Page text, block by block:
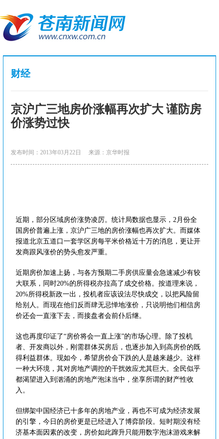
财经
京沪广三地房价涨幅再次扩大 谨防房
价涨势过快
发布时间：2013年03月22日 来源：京华时报
近期，部分区域房价涨势凌厉。统计局数据也显示，2月份全
国房价普遍上涨，京沪广三地的房价涨幅也再次扩大。而媒体
报道北京五道口一套学区房每平米价格近十万的消息，更让开
发商跟风涨价的势头愈发严重。
近期房价加速上扬，与各方预期二手房供应量会急速减少有较
大联系，同时20%的所得税亦拉高了成交价格。按道理来说，
20%所得税新政一出，投机者应该设法尽快成交，以把风险留
给别人。而现在他们反而肆无忌惮地涨价，只说明他们相信房
价还会一直涨下去，而接盘者会前仆后继。
这也再度印证了“房价将会一直上涨”的市场心理。除了投机
者、开发商以外，刚需群体买房后，也逐步加入到高房价的既
得利益群体。现如今，希望房价会下跌的人是越来越少。这样
一种大环境，其对房地产调控的干扰效应尤其巨大。全民似乎
都渴望进入到汹涌的房地产泡沫当中，坐享所谓的财产性收
入。
但绑架中国经济已十多年的房地产业，再也不可成为经济发展
的引擎，今日的房价更是已经进入了博弈阶段。短时期没有经
济基本面因素的改变，房价如此蹿升只能用数字泡沫游戏来解